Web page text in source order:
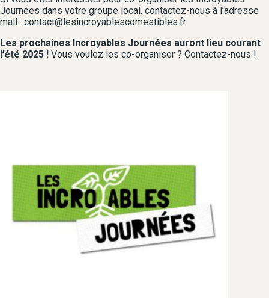
Journées dans votre groupe local, contactez-nous à l’adresse
mail : contact@lesincroyablescomestibles.fr
Les prochaines Incroyables Journées auront lieu courant
l’été 2025 ! Vous voulez les co-organiser ? Contactez-nous !